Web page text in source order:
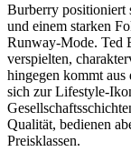
Burberry positioniert
und einem starken
Runway-Mode. Ted
verspielten,
hingegen kommt
sich zur Lifestyle-
Qualität, bedienen
Preisklassen.